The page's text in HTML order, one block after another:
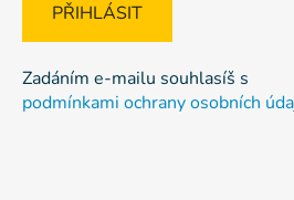
Zadáním e-mailu souhlasíš s
podmínkami ochrany osobních